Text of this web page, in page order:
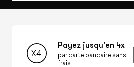
Payez jusqu'en 4x
par carte bancaire sans
frais